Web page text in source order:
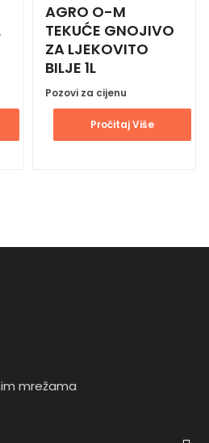
AGRO O-M
TEKUĆE GNOJIVO
ZA LJEKOVITO
BILJE 1L
Pozovi za cijenu
Pročitaj Više
mrežama